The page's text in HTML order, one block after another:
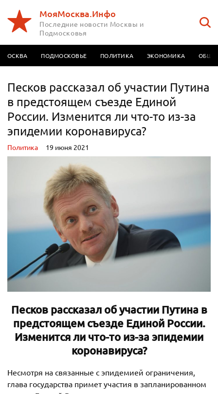
МояМосква.Инфо
Последние новости Москвы и
Подмосковья
МОСКВА ПОДМОСКОВЬЕ ПОЛИТИКА ЭКОНОМИКА
Песков рассказал об участии Путина
в предстоящем съезде Единой
России. Изменится ли что-то из-за
эпидемии коронавируса?
Политика 19 июня 2021
Песков рассказал об участии Путина в
предстоящем съезде Единой России.
Изменится ли что-то из-за эпидемии
коронавируса?
Несмотря на связанные с эпидемией ограничения,
глава государства примет участия в запланированном